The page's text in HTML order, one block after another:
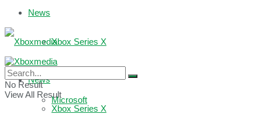
News
Xbox Series X
Microsoft
News
Xbox Series X
No Result
View All Result